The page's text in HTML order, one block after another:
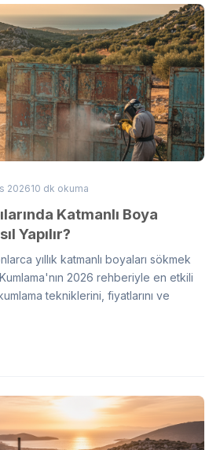
202610 dk okuma
Katmanlı Boya
Yapılır?
yıllık katmanlı boyaları sökmek
2026 rehberiyle en etkili
tekniklerini, fiyatlarını ve